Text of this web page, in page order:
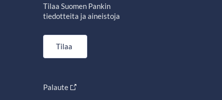
Tilaa Suomen Pankin
tiedotteita ja aineistoja
Tilaa
Palaute